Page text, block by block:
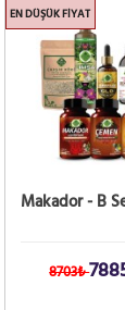
EN DÜŞÜK FIYAT
Makador - B
8703₺